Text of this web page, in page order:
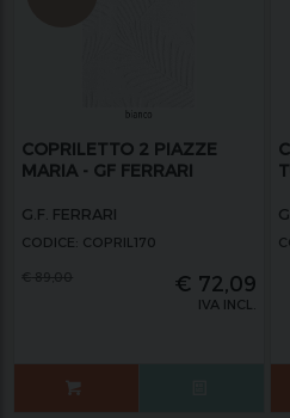
COPRILETTO 2 PIAZZE
MARIA - GF FERRARI
G.F. FERRARI
CODICE: COPRIL170
€ 72,09
IVA INCL.